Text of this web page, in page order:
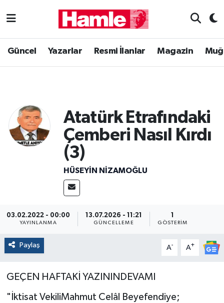
Güncel Yazarlar Resmi İlanlar Magazin
Atatürk Etrafındaki
Çemberi Nasıl Kırdı
(3)
HÜSEYIN NIZAMOĞLU
03.02.2022 - 00:00
YAYINLANMA
13.07.2026 - 11:21
GÜNCELLEME GÖSTERIM
Paylaş A- A+
GEÇEN HAFTAKİ YAZININDEVAMI
"İktisat VekiliMahmut Celâl Beyefendiye;
Güncel
Magazin
Muğla Haber
Muğla Nöbetçi Eczaneler
Muğla Trafik Yoğunluk Haritası
Süper Lig Puan Durumu ve Fikstür
Tüm Manşetler
Son Dakika Haberleri
Haber Arşivi